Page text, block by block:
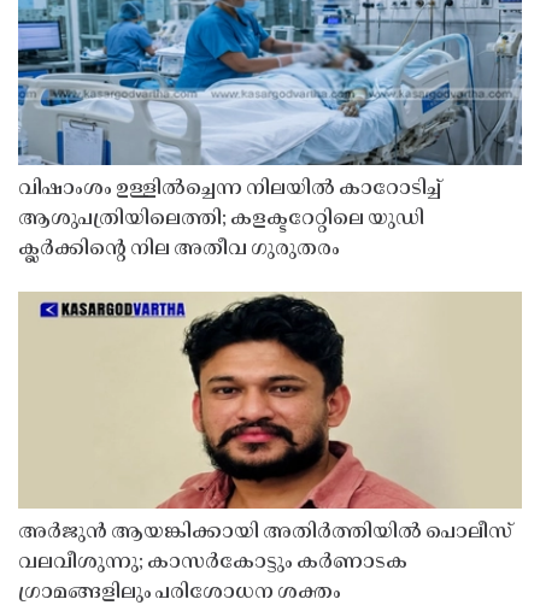
വിഷാംശം ഉള്ളിൽച്ചെന്ന നിലയിൽ കാറോടിച്ച്
ആശുപത്രിയിലെത്തി; കളക്ടറേറ്റിലെ യുഡി
ക്ലർക്കിൻ്റെ നില അതീവ ഗുരുതരം
അർജുൻ ആയങ്കിക്കായി അതിർത്തിയിൽ പൊലീസ്
വലവീശുന്നു; കാസർകോട്ടും കർണാടക
ഗ്രാമങ്ങളിലും പരിശോധന ശക്തം